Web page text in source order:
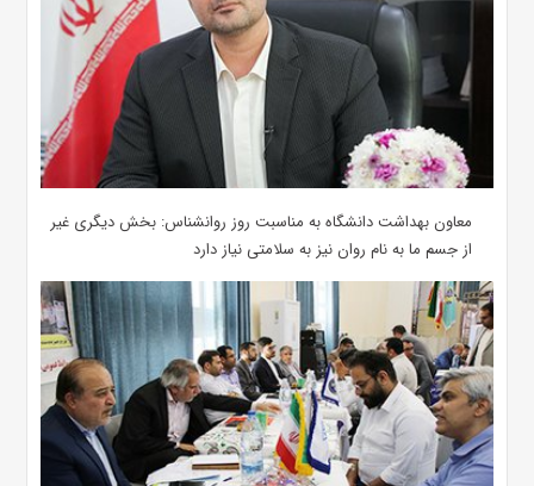
معاون بهداشت دانشگاه به مناسبت روز روانشناس: بخش دیگری غیر
از جسم ما به نام روان نیز به سلامتی نیاز دارد